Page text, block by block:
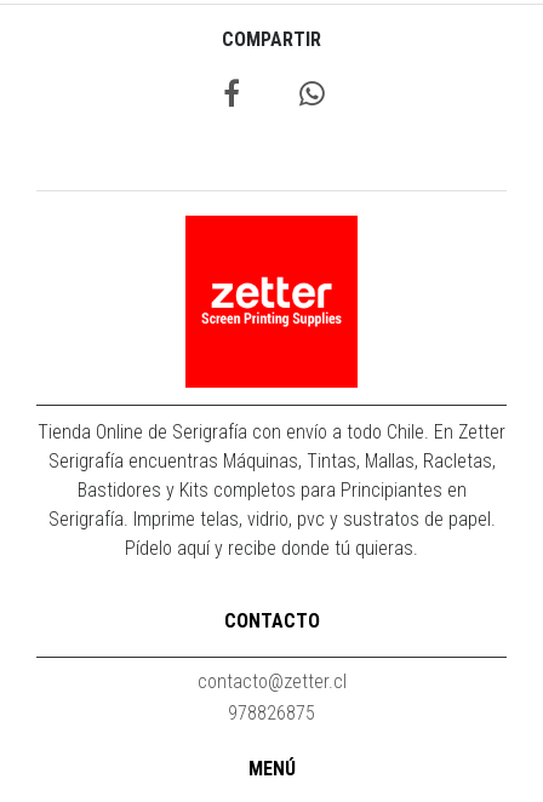
COMPARTIR
Tienda Online de Serigrafía con envío a todo Chile. En Zetter
Serigrafía encuentras Máquinas, Tintas, Mallas, Racletas,
Bastidores y Kits completos para Principiantes en
Serigrafía. Imprime telas, vidrio, pvc y sustratos de papel.
Pídelo aquí y recibe donde tú quieras.
CONTACTO
contacto@zetter.cl
978826875
MENÚ